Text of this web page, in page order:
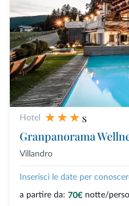
Hotel
s
Granpanorama
Villandro
Inserisci le date per
a partire da: 70€ notte/